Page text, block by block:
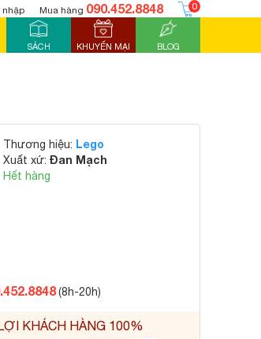
Mua hàng 090.452.8848 0
SÁCH KHUYẾN MẠI BLOG
Thương hiệu: Lego
Xuất xứ: Đan Mạch
Hết hàng
KHÁCH HÀNG 100%
(8h-20h)